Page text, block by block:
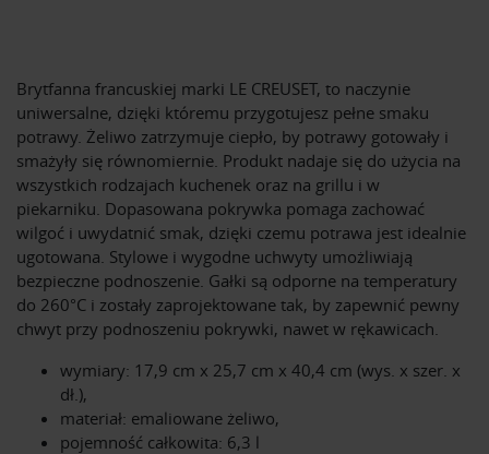
Brytfanna francuskiej marki LE CREUSET, to naczynie
uniwersalne, dzięki któremu przygotujesz pełne smaku
potrawy. Żeliwo zatrzymuje ciepło, by potrawy gotowały i
smażyły się równomiernie. Produkt nadaje się do użycia na
wszystkich rodzajach kuchenek oraz na grillu i w
piekarniku. Dopasowana pokrywka pomaga zachować
wilgoć i uwydatnić smak, dzięki czemu potrawa jest idealnie
ugotowana. Stylowe i wygodne uchwyty umożliwiają
bezpieczne podnoszenie. Gałki są odporne na temperatury
do 260°C i zostały zaprojektowane tak, by zapewnić pewny
chwyt przy podnoszeniu pokrywki, nawet w rękawicach.
wymiary: 17,9 cm x 25,7 cm x 40,4 cm (wys. x szer. x
dł.),
materiał: emaliowane żeliwo,
pojemność całkowita: 6,3 l